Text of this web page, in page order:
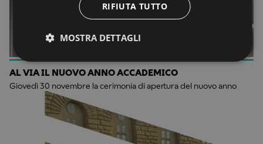
AL VIA IL NUOVO ANNO ACCADEMICO
Giovedì 30 novembre la cerimonia di apertura del nuovo anno
RIFIUTA TUTTO
MOSTRA DETTAGLI